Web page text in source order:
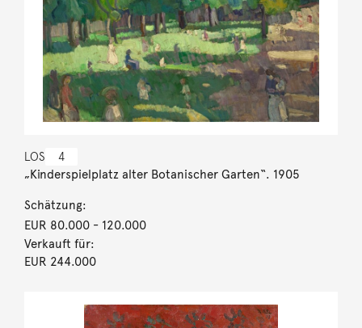
LOS 4
„Kinderspielplatz alter Botanischer Garten“. 1905
Schätzung:
EUR 80.000- 120.000
Verkauft für:
EUR 244.000